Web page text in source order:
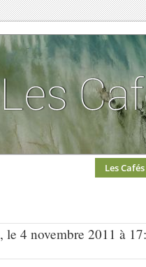
Les Cafés
, le 4 novembre 2011 à